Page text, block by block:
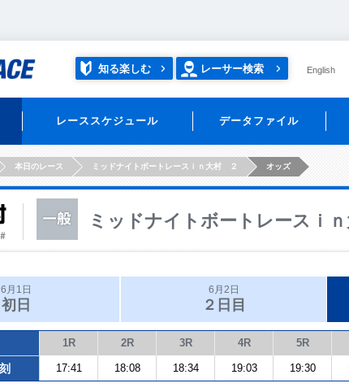
知る楽しむ レーサー検索 English
レーススケジュール データファイル
本日のレース ミッドナイトボートレースｉｎ大村 ２ オッズ
ミッドナイトボートレースｉ
6月1日
初日
6月2日
２日目
1R 2R 3R 4R 5R
17:41 18:08 18:34 19:03 19:30